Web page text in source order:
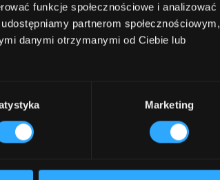
funkcje społecznościowe i analizować
partnerom społecznościowym,
danymi otrzymanymi od Ciebie lub
Marketing